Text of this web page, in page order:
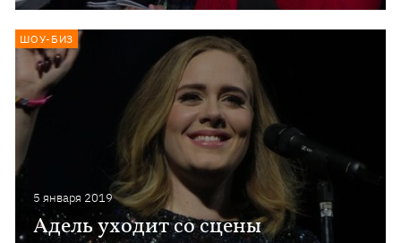
5 января 2019
Адель уходит со сцены
ШОУ-БИЗ